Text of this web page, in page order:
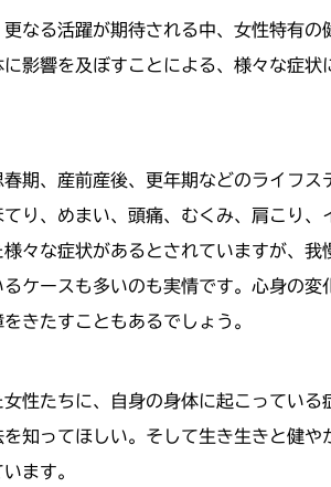
なる活躍が期待される中、女性特有の
影響を及ぼすことによる、様々な症状
期、産前産後、更年期などのライフス
り、めまい、頭痛、むくみ、肩こり、
々な症状があるとされていますが、我
ケースも多いのも実情です。心身の変
きたすこともあるでしょう。
性たちに、自身の身体に起こっている
知ってほしい。そして生き生きと健や
ます。